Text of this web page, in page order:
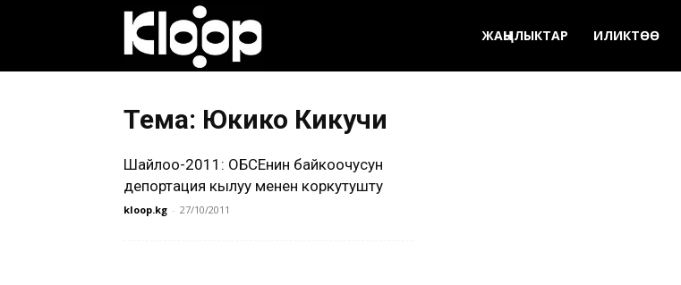
кыргызча
ЖАҢЫЛЫКТАР ИЛИКТӨӨ
Тема: Юкико Кикучи
Шайлоо-2011: ОБСЕнин байкоочусун
депортация кылуу менен коркутушту
kloop.kg - 27/10/2011